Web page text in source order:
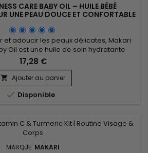
CARE BABY OIL – HUILE BÉBÉ
UNE PEAU DOUCE ET CONFORTABLE
et adoucir les peaux délicates, Makari
Oil est une huile de soin hydratante
de la peau. Sa formule associe
(Prunus Amygdalus Dulcis Oil) et
pour aider à préserver l’hydratation,
cutané et laisser la peau douce et...
17,28 €
 Ajouter au panier
 Disponible
MARQUE: MAKARI